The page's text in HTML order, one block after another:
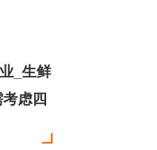
_生鲜
虑四